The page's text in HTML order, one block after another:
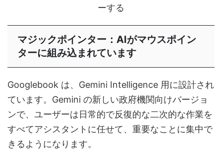
ーする
マジックポインター：AIがマウスポイン
ターに組み込まれています
Googlebook は、Gemini Intelligence 用に設計され
ています。Gemini の新しい政府機関向けバージョ
ンで、ユーザーは日常的で反復的な二次的な作業を
すべてアシスタントに任せて、重要なことに集中で
きるようになります。